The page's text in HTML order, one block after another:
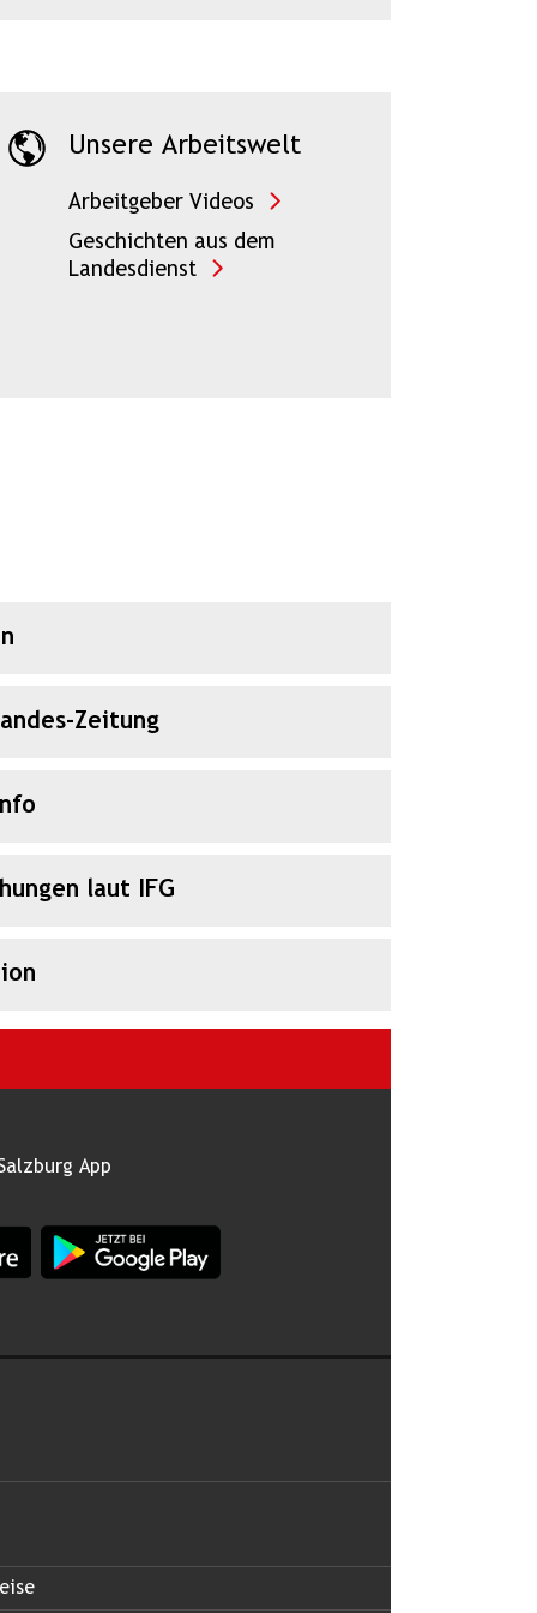
Unsere Arbeitswelt
Arbeitgeber Videos
Geschichten aus dem
Landesdienst
Zeitung
laut IFG
App
im Apple App Store
App Land Salzburg im Google Play Store